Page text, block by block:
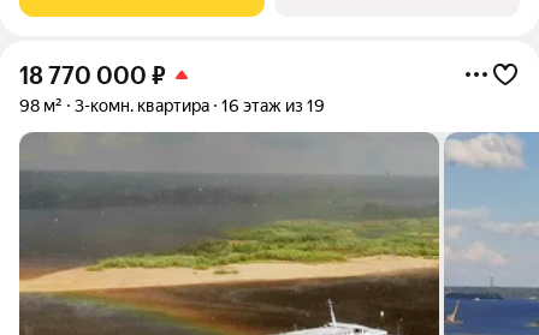
18 770 000 ₽
98 м² 3-комн. квартира 16 этаж из 19